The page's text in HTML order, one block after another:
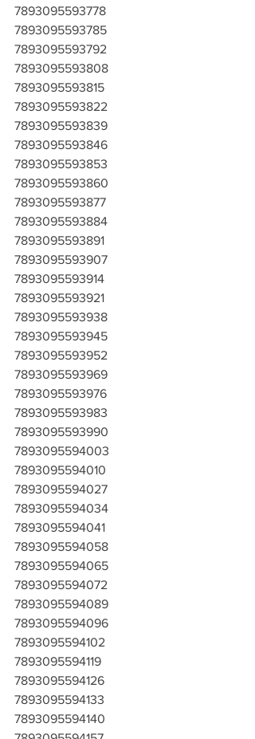
7893095593778
7893095593785
7893095593792
7893095593808
7893095593815
7893095593822
7893095593839
7893095593846
7893095593853
7893095593860
7893095593877
7893095593884
7893095593891
7893095593907
7893095593914
7893095593921
7893095593938
7893095593945
7893095593952
7893095593969
7893095593976
7893095593983
7893095593990
7893095594003
7893095594010
7893095594027
7893095594034
7893095594041
7893095594058
7893095594065
7893095594072
7893095594089
7893095594096
7893095594102
7893095594119
7893095594126
7893095594133
7893095594140